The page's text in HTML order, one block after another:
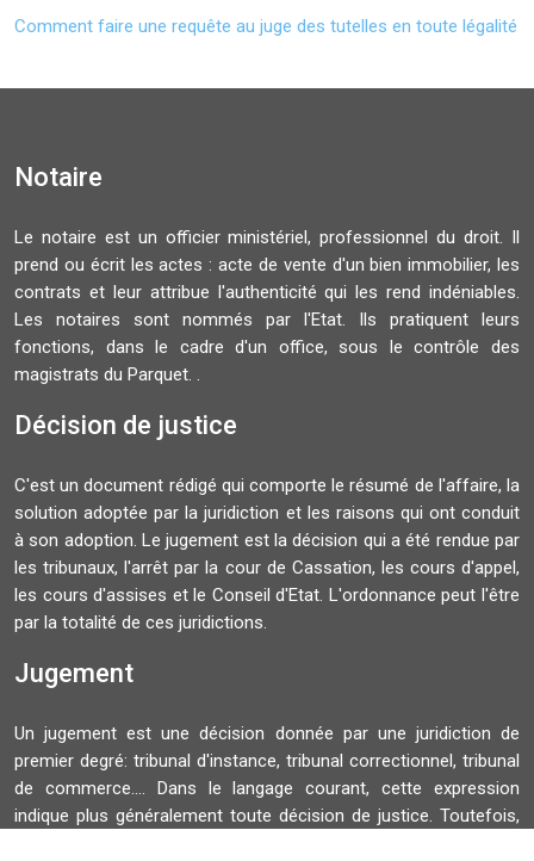
Comment faire une requête au juge des tutelles en toute légalité
Notaire
Le notaire est un officier ministériel, professionnel du droit. Il
prend ou écrit les actes : acte de vente d'un bien immobilier, les
contrats et leur attribue l'authenticité qui les rend indéniables.
Les notaires sont nommés par l'Etat. Ils pratiquent leurs
fonctions, dans le cadre d'un office, sous le contrôle des
magistrats du Parquet. .
Décision de justice
C'est un document rédigé qui comporte le résumé de l'affaire, la
solution adoptée par la juridiction et les raisons qui ont conduit
à son adoption. Le jugement est la décision qui a été rendue par
les tribunaux, l'arrêt par la cour de Cassation, les cours d'appel,
les cours d'assises et le Conseil d'Etat. L'ordonnance peut l'être
par la totalité de ces juridictions.
Jugement
Un jugement est une décision donnée par une juridiction de
premier degré: tribunal d'instance, tribunal correctionnel, tribunal
de commerce.... Dans le langage courant, cette expression
indique plus généralement toute décision de justice. Toutefois,